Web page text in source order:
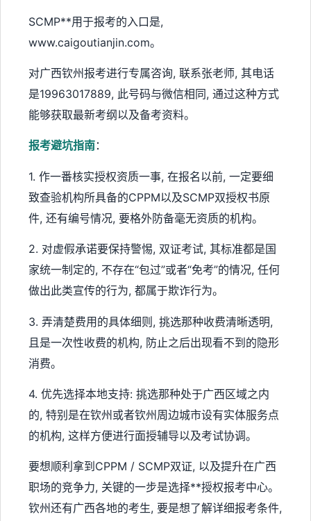
SCMP**用于报考的入口是,
www.caigoutianjin.com。
对广西钦州报考进行专属咨询, 联系张老师, 其电话
是19963017889, 此号码与微信相同, 通过这种方式
能够获取最新考纲以及备考资料。
报考避坑指南：
1. 作一番核实授权资质一事, 在报名以前, 一定要细
致查验机构所具备的CPPM以及SCMP双授权书原
件, 还有编号情况, 要格外防备毫无资质的机构。
2. 对虚假承诺要保持警惕, 双证考试, 其标准都是国
家统一制定的, 不存在“包过”或者“免考”的情况, 任何
做出此类宣传的行为, 都属于欺诈行为。
3. 弄清楚费用的具体细则, 挑选那种收费清晰透明,
且是一次性收费的机构, 防止之后出现看不到的隐形
消费。
4. 优先选择本地支持: 挑选那种处于广西区域之内
的, 特别是在钦州或者钦州周边城市设有实体服务点
的机构, 这样方便进行面授辅导以及考试协调。
要想顺利拿到CPPM / SCMP双证, 以及提升在广西
职场的竞争力, 关键的一步是选择**授权报考中心。
钦州还有广西各地的考生, 要是想了解详细报考条件,